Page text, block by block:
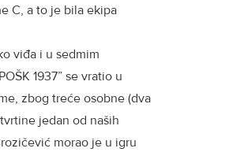
C, a to je bila ekipa
viđa i u sedmim
1937” se vratio u
zbog treće osobne (dva
jedan od naših
morao je u igru